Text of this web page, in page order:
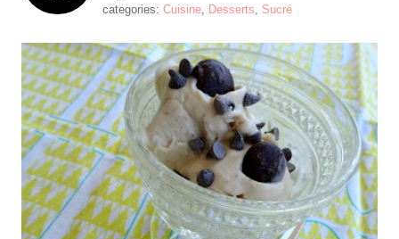
categories: Cuisine, Desserts, Sucré